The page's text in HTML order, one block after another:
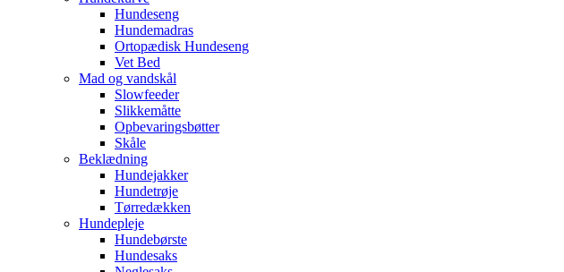
Hundeseng
Hundemadras
Ortopædisk Hundeseng
Vet Bed
Mad og vandskål
Slowfeeder
Slikkemåtte
Opbevaringsbøtter
Skåle
Beklædning
Hundejakker
Hundetrøje
Tørredækken
Hundepleje
Hundebørste
Hundesaks